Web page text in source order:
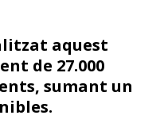
aquest
de 27.000
sumant un